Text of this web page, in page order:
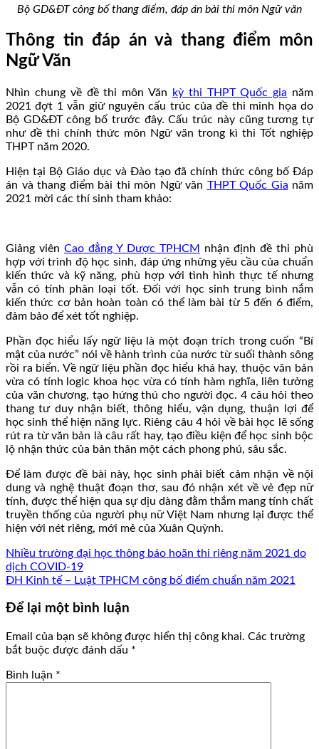
Bộ GD&ĐT công bố thang điểm, đáp án bài thi môn Ngữ văn
Thông tin đáp án và thang điểm môn
Ngữ Văn
Nhìn chung về đề thi môn Văn kỳ thi THPT Quốc gia năm
2021 đợt 1 vẫn giữ nguyên cấu trúc của đề thi minh họa do
Bộ GD&ĐT công bố trước đây. Cấu trúc này cũng tương tự
như đề thi chính thức môn Ngữ văn trong kì thi Tốt nghiệp
THPT năm 2020.
Hiện tại Bộ Giáo dục và Đào tạo đã chính thức công bố Đáp
án và thang điểm bài thi môn Ngữ văn THPT Quốc Gia năm
2021 mời các thí sinh tham khảo:
Giảng viên Cao đẳng Y Dược TPHCM
nhận định đề thi phù
hợp với trình độ học sinh, đáp ứng những yêu cầu của chuẩn
kiến thức và kỹ năng, phù hợp với tình hình thực tế nhưng
vẫn có tính phân loại tốt. Đối với học sinh trung bình nắm
kiến thức cơ bản hoàn toàn có thể làm bài từ 5 đến 6 điểm,
đảm bảo để xét tốt nghiệp.
Phần đọc hiểu lấy ngữ liệu là một đoạn trích trong cuốn “Bí
mật của nước” nói về hành trình của nước từ suối thành sông
rồi ra biển. Về ngữ liệu phần đọc hiểu khá hay, thuộc văn bản
vừa có tính logic khoa học vừa có tính hàm nghĩa, liên tưởng
của văn chương, tạo hứng thú cho người đọc. 4 câu hỏi theo
thang tư duy nhận biết, thông hiểu, vận dụng, thuận lợi để
học sinh thể hiện năng lực. Riêng câu 4 hỏi về bài học lẽ sống
rút ra từ văn bản là câu rất hay, tạo điều kiện để học sinh bộc
lộ nhận thức của bản thân một cách phong phú, sâu sắc.
Để làm được đề bài này, học sinh phải biết cảm nhận về nội
dung và nghệ thuật đoạn thơ, sau đó nhận xét về vẻ đẹp nữ
tính, được thể hiện qua sự dịu dàng đằm thắm mang tính chất
truyền thống của người phụ nữ Việt Nam nhưng lại được thể
hiện với nét riêng, mới mẻ của Xuân Quỳnh.
Nhiều trường đại học thông báo hoãn thi riêng năm 2021 do
dịch COVID-19
ĐH Kinh tế – Luật TPHCM công bố điểm chuẩn năm 2021
Để lại một bình luận
Email của bạn sẽ không được hiển thị công khai. Các trường
bắt buộc được đánh dấu *
Bình luận *